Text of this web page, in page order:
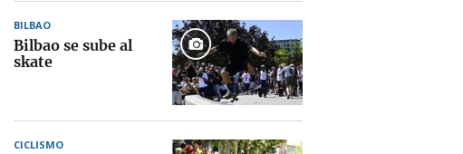
BILBAO
Bilbao se sube al
skate
CICLISMO